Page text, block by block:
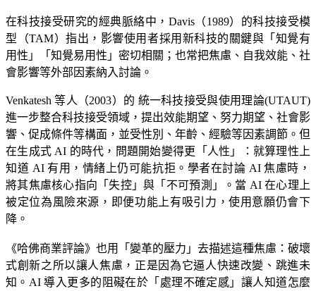
在科技接受研究的經典脈絡中，Davis（1989）的科技接受模
型（TAM）指出，影響使用者採用新科技的關鍵與「知覺有
用性」「知覺易用性」密切相關；也常把焦慮、自我效能、社
會影響等外部因素納入討論。
Venkatesh 等人（2003）的 統一科技接受與使用理論(UTAUT)
進一步整合科技接受領域，提出效能期望、努力期望、社會影
響、促成條件等構面，並受性別、年齡、經驗等因素調節。但
在生成式 AI 的時代，問題開始變得更「人性」：就算理性上
知道 AI 有用，情緒上仍可能抗拒。學者在討論 AI 焦慮時，
將其焦慮核心指向「失控」與「不可預測」。當 AI 在心理上
被定位為風險來源，即便功能上有吸引力，使用意願仍會下
降。
《哈佛商業評論》 也用「變革的壓力」去描述這種焦慮：破壞
式創新之所以讓人焦慮，正是因為它逼人快速改變、跳進未
知。AI 導入更多的阻礙在於「處理不確定感」讓人知道怎麼